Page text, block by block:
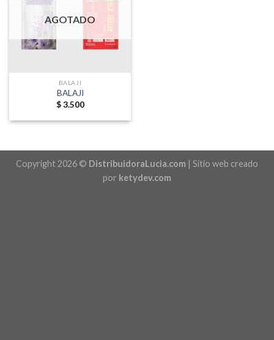
AGOTADO
BALAJI
BALAJI
$3.500
Copyright 2026 © DistribuidoraLucia.com | Sitio web creado
por ketydev.com